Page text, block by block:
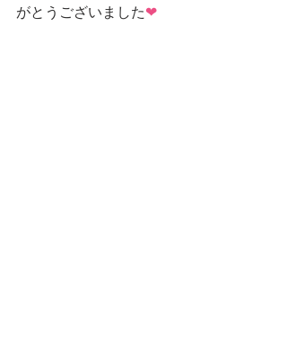
がとうございました❤